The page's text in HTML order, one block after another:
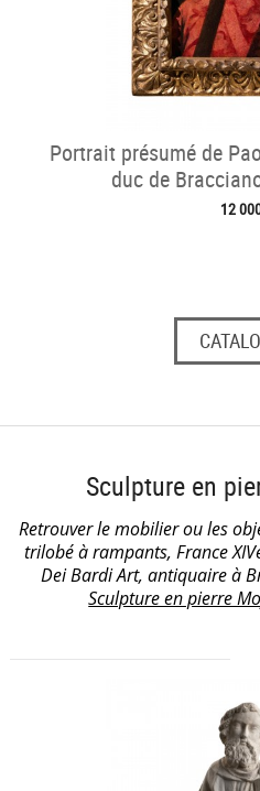
Portrait présumé de
duc de
12
Sculpture en
Retrouver le mobilier ou les
trilobé à rampants, France
Dei Bardi Art, antiquaire à
Sculpture en pierre